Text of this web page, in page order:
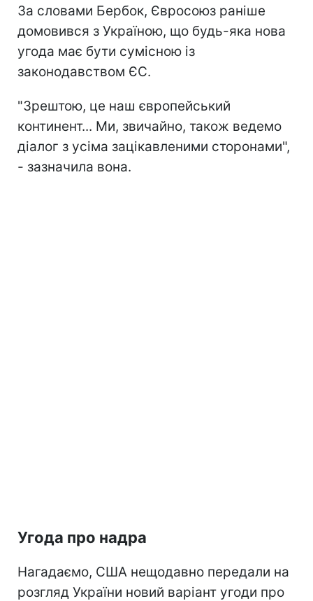
За словами Бербок, Євросоюз раніше
домовився з Україною, що будь-яка нова
угода має бути сумісною із
законодавством ЄС.
"Зрештою, це наш європейський
континент... Ми, звичайно, також ведемо
діалог з усіма зацікавленими сторонами",
- зазначила вона.
Угода про надра
Нагадаємо, США нещодавно передали на
розгляд України новий варіант угоди про